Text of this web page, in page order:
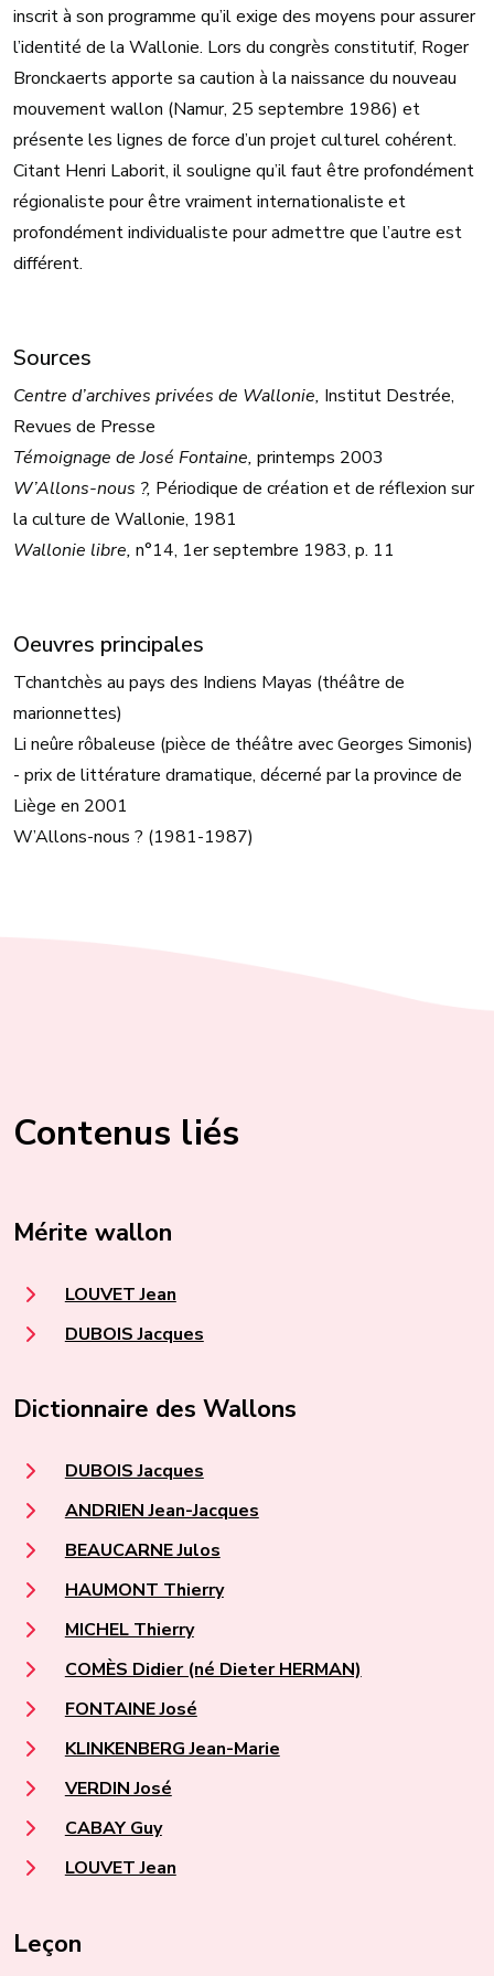
inscrit à son programme qu’il exige des moyens pour assurer
l’identité de la Wallonie. Lors du congrès constitutif, Roger
Bronckaerts apporte sa caution à la naissance du nouveau
mouvement wallon (Namur, 25 septembre 1986) et
présente les lignes de force d’un projet culturel cohérent.
Citant Henri Laborit, il souligne qu’il faut être profondément
régionaliste pour être vraiment internationaliste et
profondément individualiste pour admettre que l’autre est
différent.
Sources
Centre d’archives privées de Wallonie, Institut Destrée,
Revues de Presse
Témoignage de José Fontaine, printemps 2003
W’Allons-nous ?, Périodique de création et de réflexion sur
la culture de Wallonie, 1981
Wallonie libre, n°14, 1er septembre 1983, p. 11
Oeuvres principales
Tchantchès au pays des Indiens Mayas (théâtre de
marionnettes)
Li neûre rôbaleuse (pièce de théâtre avec Georges Simonis)
- prix de littérature dramatique, décerné par la province de
Liège en 2001
W’Allons-nous ? (1981-1987)
Contenus liés
Mérite wallon
LOUVET Jean
DUBOIS Jacques
Dictionnaire des Wallons
DUBOIS Jacques
ANDRIEN Jean-Jacques
BEAUCARNE Julos
HAUMONT Thierry
MICHEL Thierry
COMÈS Didier (né Dieter HERMAN)
FONTAINE José
KLINKENBERG Jean-Marie
VERDIN José
CABAY Guy
LOUVET Jean
Leçon